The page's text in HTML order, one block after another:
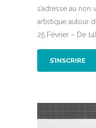
s’adresse au non
artistique autour
25 Février – De
S’INSCRIRE